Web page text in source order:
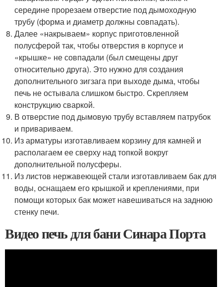
середине прорезаем отверстие под дымоходную
трубу (форма и диаметр должны совпадать).
Далее «накрываем» корпус приготовленной
полусферой так, чтобы отверстия в корпусе и
«крышке» не совпадали (был смещены друг
относительно друга). Это нужно для создания
дополнительного зигзага при выходе дыма, чтобы
печь не остывала слишком быстро. Скрепляем
конструкцию сваркой.
В отверстие под дымовую трубу вставляем патрубок
и привариваем.
Из арматуры изготавливаем корзину для камней и
располагаем ее сверху над топкой вокруг
дополнительной полусферы.
Из листов нержавеющей стали изготавливаем бак для
воды, оснащаем его крышкой и креплениями, при
помощи которых бак может навешиваться на заднюю
стенку печи.
Видео печь для бани Синара Порта